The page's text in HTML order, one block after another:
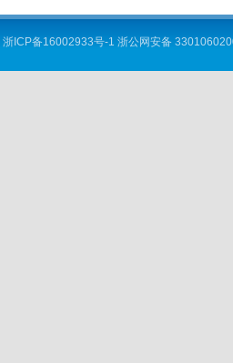
浙ICP备16002933号-1 浙公网安备